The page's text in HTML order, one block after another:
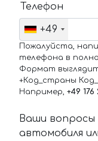
Телефон
+49
Пожалуйста,
телефона в
Формат
+Код_страны
Например, +49 176
Ваши
автомобиля